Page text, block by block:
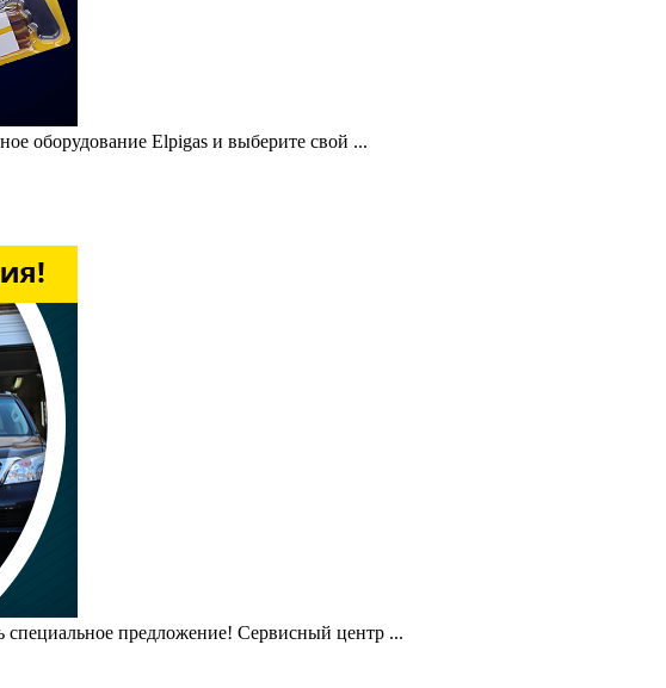
оборудование Elpigas и выберите свой ...
специальное предложение! Сервисный центр ...